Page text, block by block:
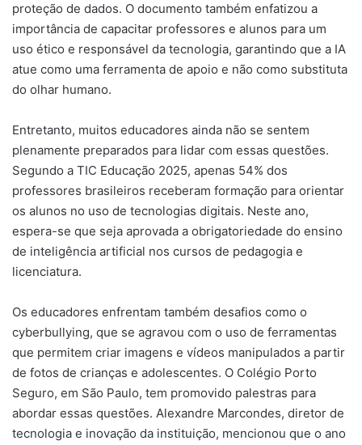
proteção de dados. O documento também enfatizou a
importância de capacitar professores e alunos para um
uso ético e responsável da tecnologia, garantindo que a IA
atue como uma ferramenta de apoio e não como substituta
do olhar humano.
Entretanto, muitos educadores ainda não se sentem
plenamente preparados para lidar com essas questões.
Segundo a TIC Educação 2025, apenas 54% dos
professores brasileiros receberam formação para orientar
os alunos no uso de tecnologias digitais. Neste ano,
espera-se que seja aprovada a obrigatoriedade do ensino
de inteligência artificial nos cursos de pedagogia e
licenciatura.
Os educadores enfrentam também desafios como o
cyberbullying, que se agravou com o uso de ferramentas
que permitem criar imagens e vídeos manipulados a partir
de fotos de crianças e adolescentes. O Colégio Porto
Seguro, em São Paulo, tem promovido palestras para
abordar essas questões. Alexandre Marcondes, diretor de
tecnologia e inovação da instituição, mencionou que o ano